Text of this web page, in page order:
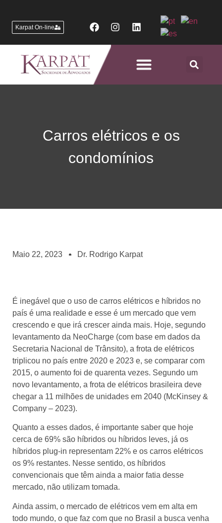
Karpat On-line
Carros elétricos e os
condomínios
Maio 22, 2023 Dr. Rodrigo Karpat
É inegável que o uso de carros elétricos e híbridos no
país é uma realidade e esse é um mercado que vem
crescendo e que irá crescer ainda mais. Hoje, segundo
levantamento da NeoCharge (com base em dados da
Secretaria Nacional de Trânsito), a frota de elétricos
triplicou no país entre 2020 e 2023 e, se comparar com
2015, o aumento foi de quarenta vezes. Segundo um
novo levantamento, a frota de elétricos brasileira deve
chegar a 11 milhões de unidades em 2040 (McKinsey &
Company – 2023).
Quanto a esses dados, é importante saber que hoje
cerca de 69% são híbridos ou híbridos leves, já os
híbridos plug-in representam 22% e os carros elétricos
os 9% restantes. Nesse sentido, os híbridos
convencionais que têm ainda a maior fatia desse
mercado, não utilizam tomada.
Ainda assim, o mercado de elétricos vem em alta em
todo mundo, o que faz com que no Brasil a busca venha